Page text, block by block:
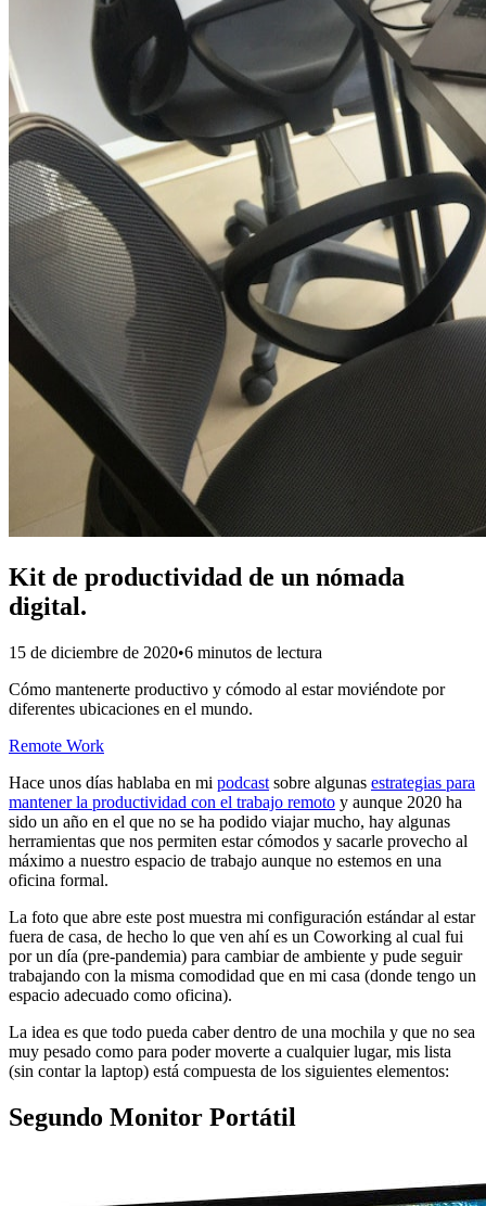
Kit de productividad de un nómada
digital.
15 de diciembre de 2020•6 minutos de lectura
Cómo mantenerte productivo y cómodo al estar moviéndote por
diferentes ubicaciones en el mundo.
Remote Work
Hace unos días hablaba en mi podcast sobre algunas estrategias para
mantener la productividad con el trabajo remoto y aunque 2020 ha
sido un año en el que no se ha podido viajar mucho, hay algunas
herramientas que nos permiten estar cómodos y sacarle provecho al
máximo a nuestro espacio de trabajo aunque no estemos en una
oficina formal.
La foto que abre este post muestra mi configuración estándar al estar
fuera de casa, de hecho lo que ven ahí es un Coworking al cual fui
por un día (pre-pandemia) para cambiar de ambiente y pude seguir
trabajando con la misma comodidad que en mi casa (donde tengo un
espacio adecuado como oficina).
La idea es que todo pueda caber dentro de una mochila y que no sea
muy pesado como para poder moverte a cualquier lugar, mis lista
(sin contar la laptop) está compuesta de los siguientes elementos:
Segundo Monitor Portátil